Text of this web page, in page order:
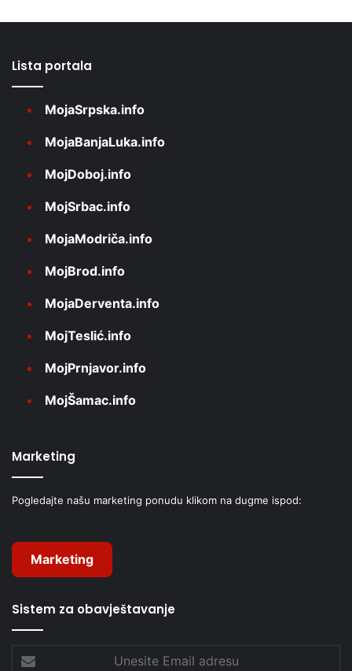
Lista portala
MojaSrpska.info
MojaBanjaLuka.info
MojDoboj.info
MojSrbac.info
MojaModriča.info
MojBrod.info
MojaDerventa.info
MojTeslić.info
MojPrnjavor.info
MojŠamac.info
Marketing
Pogledajte našu marketing ponudu klikom na dugme ispod:
Marketing
Sistem za obavještavanje